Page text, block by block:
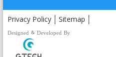
Privacy Policy Sitemap
Designed & Developed By